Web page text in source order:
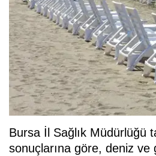
Bursa İl Sağlık Müdürlüğü
sonuçlarına göre, deniz ve